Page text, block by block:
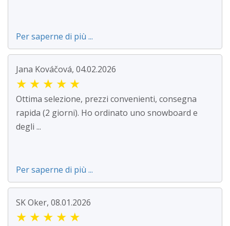
Per saperne di più ...
Jana Kováčová, 04.02.2026
★ ★ ★ ★ ★
Ottima selezione, prezzi convenienti, consegna
rapida (2 giorni). Ho ordinato uno snowboard e
degli ...
Per saperne di più ...
SK Oker, 08.01.2026
★ ★ ★ ★ ★